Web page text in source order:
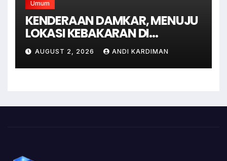
Umum
KENDERAAN DAMKAR, MENUJU
LOKASI KEBAKARAN DI
JAGAKARSA JAKARTA
SELATAN
AUGUST 2, 2026 ANDI KARDIMAN